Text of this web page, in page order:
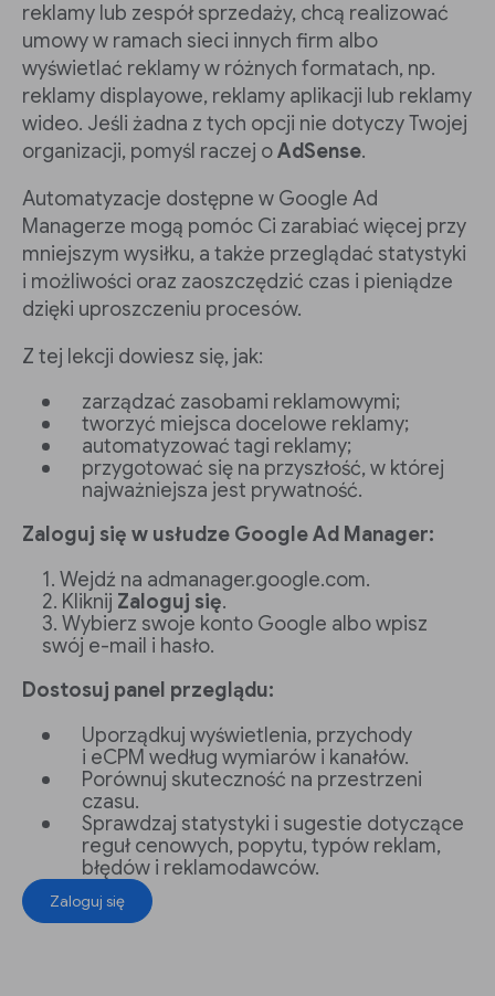
reklamy lub zespół sprzedaży, chcą realizować
umowy w ramach sieci innych firm albo
wyświetlać reklamy w różnych formatach, np.
reklamy displayowe, reklamy aplikacji lub reklamy
wideo. Jeśli żadna z tych opcji nie dotyczy Twojej
organizacji, pomyśl raczej oAdSense.
Automatyzacje dostępne w Google Ad
Managerze mogą pomóc Ci zarabiać więcej przy
mniejszym wysiłku, a także przeglądać statystyki
i możliwości oraz zaoszczędzić czas i pieniądze
dzięki uproszczeniu procesów.
Z tej lekcji dowiesz się, jak:
zarządzać zasobami reklamowymi;
tworzyć miejsca docelowe reklamy;
automatyzować tagi reklamy;
przygotować się na przyszłość, w której
najważniejsza jest prywatność.
Zaloguj się w usłudze Google Ad Manager:
Wejdź na admanager.google.com.
Kliknij Zaloguj się.
Wybierz swoje konto Google albo wpisz
swój e-mail i hasło.
Dostosuj panel przeglądu:
Uporządkuj wyświetlenia, przychody
i eCPM według wymiarów i kanałów.
Porównuj skuteczność na przestrzeni
czasu.
Sprawdzaj statystyki i sugestie dotyczące
reguł cenowych, popytu, typów reklam,
błędów i reklamodawców.
Zaloguj się